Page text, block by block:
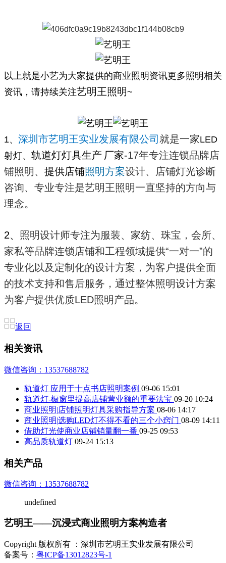
以上就是小艺为大家提供的商业照明资讯更多照明相关
资讯，请持续关注艺明王照明~
1、 深圳市艺明王实业发展有限公司 就是一家LED
射灯、 轨道灯灯具生产 厂家-17年专注连锁品牌店
铺照明、 提供店铺照明方案设计、店铺灯光诊断
咨询、专业专注是艺明王照明一直坚持的方向与
理念。
2、 照明设计师专注为服装、家纺、珠宝，会所、
家私等品牌连锁店铺和工程领域提供“一对一”的
专业化以及定制化的设计方案，为客户提供全面
的技术支持和售后服务，通过整体照明设计方案
为客户提供优质LED照明产品。
返回
相关资讯
微信咨询：13537688782
轨道灯 应用于十点书店照明案例 09-06 15:01
轨道灯-橱窗里提高店铺营业额的重要法宝 09-20 10:24
商业照明|店铺照明灯具采购指导方案 08-06 14:17
商业照明|选购LED灯不得不看的三个小窍门 08-09 14:11
借助灯光使商业店铺销量翻一番 09-25 09:53
高品质轨道灯 09-24 15:13
相关产品
微信咨询：13537688782
undefined
艺明王——沉浸式商业照明方案构造者
Copyright 版权所有 ：深圳市艺明王实业发展有限公司
备案号： 粤ICP备13012823号-1